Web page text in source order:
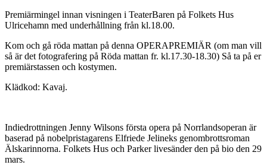
Premiärmingel innan visningen i TeaterBaren på Folkets Hus
Ulricehamn med underhållning från kl.18.00.
Kom och gå röda mattan på denna OPERAPREMIÄR (om man vill
så är det fotografering på Röda mattan fr. kl.17.30-18.30) Så ta på er
premiärstassen och kostymen.
Klädkod: Kavaj.
Indiedrottningen Jenny Wilsons första opera på Norrlandsoperan är
baserad på nobelpristagarens Elfriede Jelineks genombrottsroman
Älskarinnorna. Folkets Hus och Parker livesänder den på bio den 29
mars.